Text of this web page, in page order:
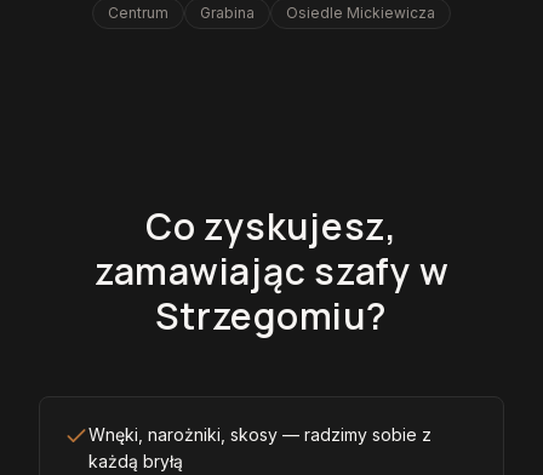
Centrum Grabina Osiedle Mickiewicza
Co zyskujesz,
zamawiając szafy w
Strzegomiu?
Wnęki, narożniki, skosy — radzimy sobie z
każdą bryłą